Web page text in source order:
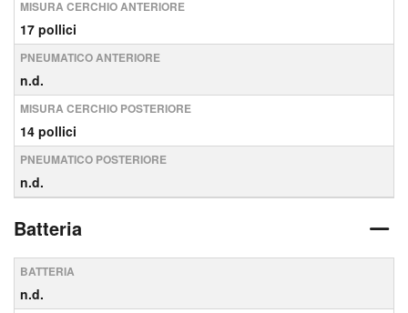
MISURA CERCHIO ANTERIORE
17 pollici
PNEUMATICO ANTERIORE
n.d.
MISURA CERCHIO POSTERIORE
14 pollici
PNEUMATICO POSTERIORE
n.d.
Batteria
BATTERIA
n.d.